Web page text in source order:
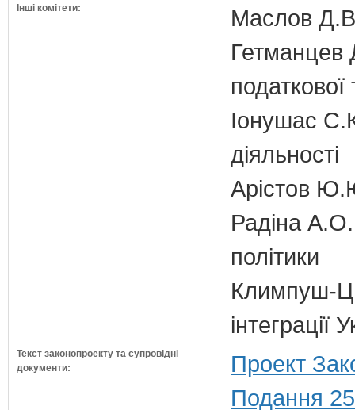
Інші комітети:
Маслов Д.В.
Гетманцев
податкової
Іонушас
діяльності
Арістов
Радіна А.О.
політики
Климпуш-
Текст законопроекту та супровідні
документи:
Проект
Подання